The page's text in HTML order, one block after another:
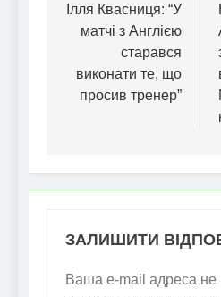
записів
Ілля Квасниця: “У
матчі з Англією
старався
виконати те, що
просив тренер”
ЗАЛИШИТИ
Ваша e-mail адреса не